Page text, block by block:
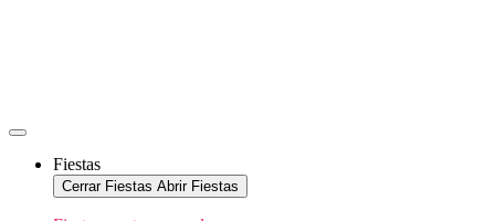
Fiestas
Cerrar Fiestas Abrir Fiestas